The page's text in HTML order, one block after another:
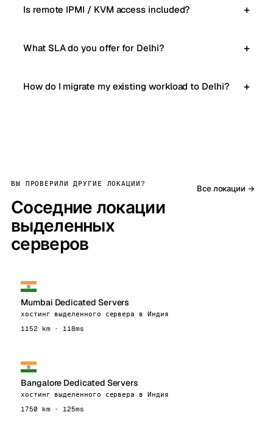
Is remote IPMI / KVM access included?
What SLA do you offer for Delhi?
How do I migrate my existing workload to Delhi?
ВЫ ПРОВЕРИЛИ ДРУГИЕ ЛОКАЦИИ?
Соседние локации
выделенных
серверов
Все локации →
Mumbai Dedicated Servers
хостинг выделенного сервера в Индия
1152 km · 118ms
Bangalore Dedicated Servers
хостинг выделенного сервера в Индия
1750 km · 125ms